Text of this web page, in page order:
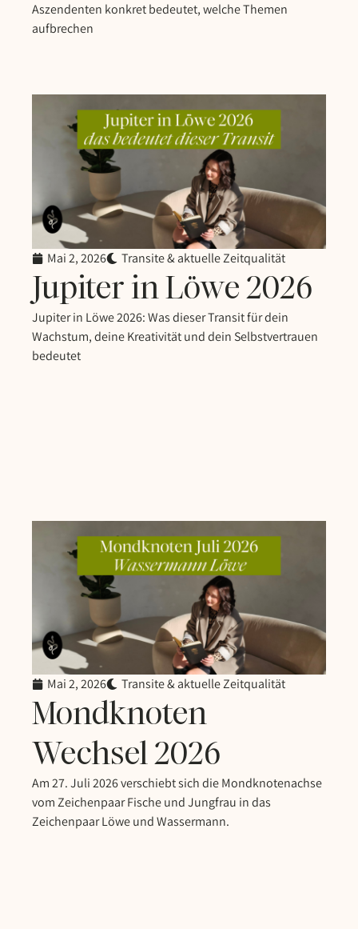
Aszendenten konkret bedeutet, welche Themen
aufbrechen
Mai 2, 2026 Transite & aktuelle Zeitqualität
Jupiter in Löwe 2026
Jupiter in Löwe 2026: Was dieser Transit für dein
Wachstum, deine Kreativität und dein Selbstvertrauen
bedeutet
Mai 2, 2026 Transite & aktuelle Zeitqualität
Mondknoten
Wechsel 2026
Am 27. Juli 2026 verschiebt sich die Mondknotenachse
vom Zeichenpaar Fische und Jungfrau in das
Zeichenpaar Löwe und Wassermann.